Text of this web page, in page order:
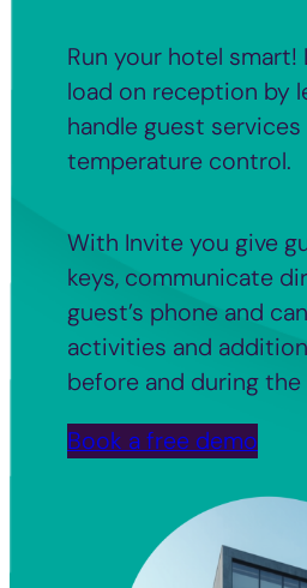
Run your hotel smart!
load on reception by
handle guest services
temperature control.
With Invite you give
keys, communicate
guest’s phone and
activities and
before and during the
Book a free demo